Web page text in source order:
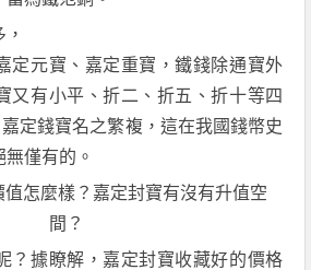
定元寶、嘉定重寶，鐵錢除通寶外
又有小平、折二、折五、折十等四
定錢寶名之繁複，這在我國錢幣史
無僅有的。
？據瞭解，嘉定封寶收藏好的價格